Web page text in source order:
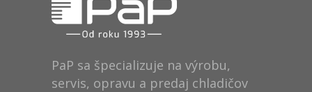
PaP sa špecializuje na výrobu,
servis, opravu a predaj chladičov